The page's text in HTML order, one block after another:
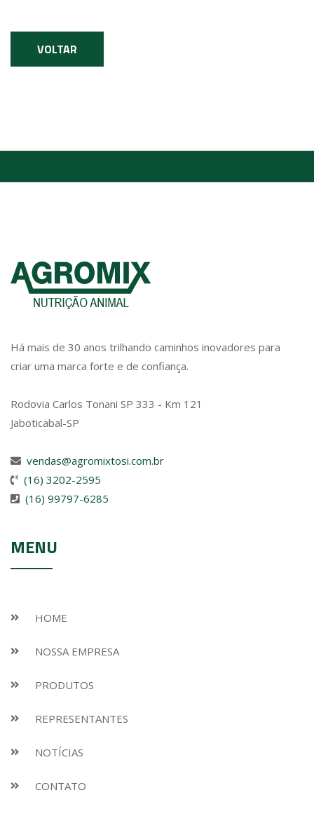
VOLTAR
Há mais de 30 anos trilhando caminhos inovadores para
criar uma marca forte e de confiança.
Rodovia Carlos Tonani SP 333 - Km 121
Jaboticabal-SP
vendas@agromixtosi.com.br
(16) 3202-2595
(16) 99797-6285
MENU
HOME
NOSSA EMPRESA
PRODUTOS
REPRESENTANTES
NOTÍCIAS
CONTATO